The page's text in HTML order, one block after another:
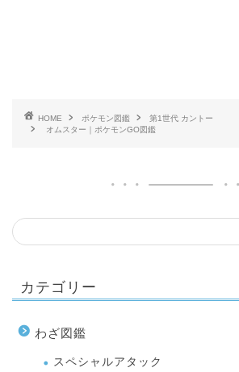
HOME ポケモン図鑑
第1世代 カントー
オムスター｜ポケモンGO図鑑
カテゴリー
わざ図鑑
スペシャルアタック